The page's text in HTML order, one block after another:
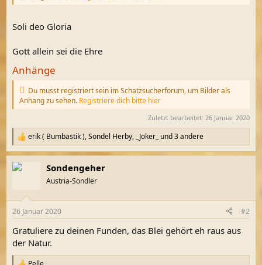
Soli deo Gloria
Gott allein sei die Ehre
Anhänge
Du musst registriert sein im Schatzsucherforum, um Bilder als
Anhang zu sehen. Registriere dich bitte hier
Zuletzt bearbeitet: 26 Januar 2020
R
e
a
k
e
:
erik ( Bumbastik ),Sondel Herby, _Joker_ und 3 andere
Sondengeher
Austria-Sondler
26 Januar 2020 #2
Gratuliere zu deinen Funden, das Blei gehört eh raus aus
der Natur.